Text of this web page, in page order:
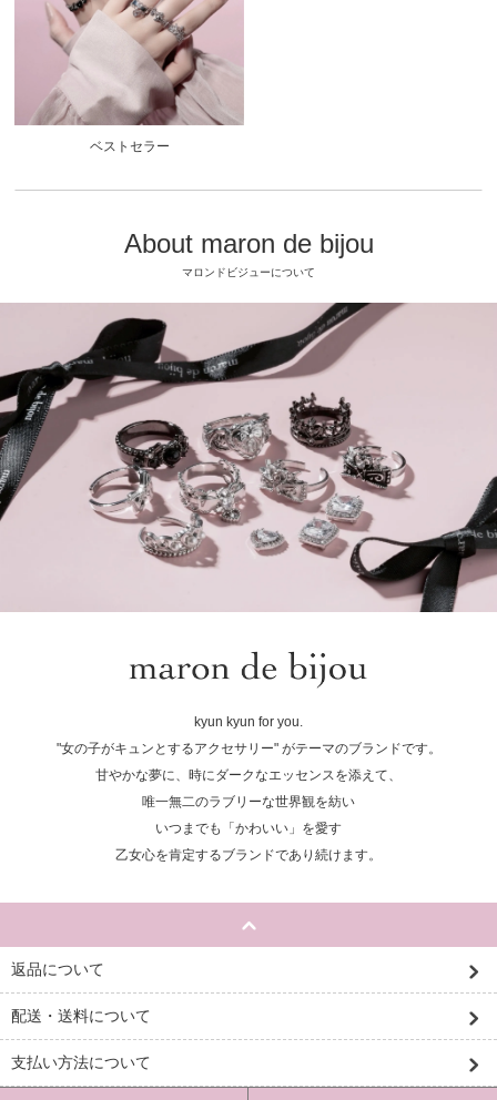
ベストセラー
About maron de bijou
マロンドビジューについて
kyun kyun for you.
"女の子がキュンとするアクセサリー" がテーマのブランドです。
甘やかな夢に、時にダークなエッセンスを添えて、
唯一無二のラブリーな世界観を紡い
いつまでも「かわいい」を愛す
乙女心を肯定するブランドであり続けます。
返品について
配送・送料について
支払い方法について